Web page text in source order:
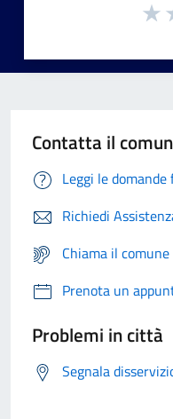
Contatta il
Leggi le
Richiedi
Chiama il
Prenota un
Problemi in città
Segnala